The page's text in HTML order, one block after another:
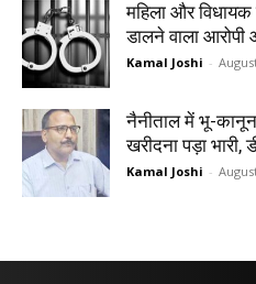
महिला और
डालने वाला आरोपी
Kamal Joshi -
नैनीताल में भू-
खरीदना पड़ा भारी,
Kamal Joshi -